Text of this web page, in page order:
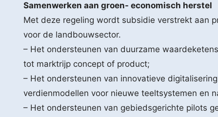
Samenwerken aan groen- economisch herstel
Met deze regeling wordt subsidie verstrekt aan
voor de landbouwsector.
– Het ondersteunen van duurzame
tot marktrijp concept of product;
– Het ondersteunen van innovatieve
verdienmodellen voor nieuwe teeltsystemen en
– Het ondersteunen van gebiedsgerichte pilots